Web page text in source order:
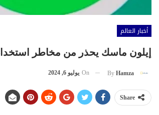
أخبار العالم
إيلون ماسك يحذر من مخاطر
By Hamza
On يوليو 6, 2024
Share